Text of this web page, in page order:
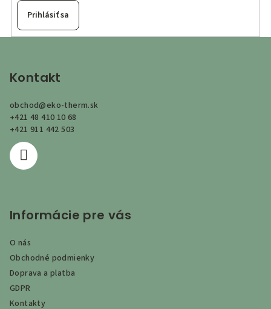
Prihlásiť sa
Kontakt
obchod@eko-therm.sk
+421 48 410 10 68
+421 911 442 503
Informácie pre vás
O nás
Obchodné podmienky
Doprava a platba
GDPR
Kontakty